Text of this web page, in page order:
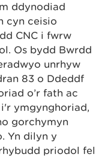
ddynodiad
cyn ceisio
CNC i fwrw
Os bydd Bwrdd
unrhyw
83 o Ddeddf
o’r fath ac
ymgynghoriad,
gorchymyn
Yn dilyn y
priodol fel